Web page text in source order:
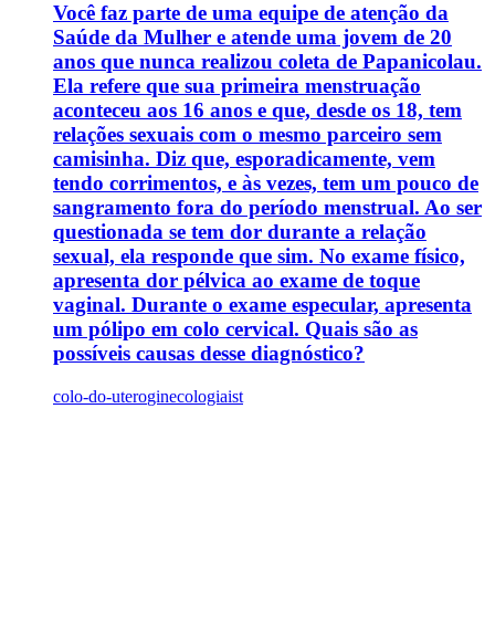
Você faz parte de uma equipe de atenção da
Saúde da Mulher e atende uma jovem de 20
anos que nunca realizou coleta de Papanicolau.
Ela refere que sua primeira menstruação
aconteceu aos 16 anos e que, desde os 18, tem
relações sexuais com o mesmo parceiro sem
camisinha. Diz que, esporadicamente, vem
tendo corrimentos, e às vezes, tem um pouco de
sangramento fora do período menstrual. Ao ser
questionada se tem dor durante a relação
sexual, ela responde que sim. No exame físico,
apresenta dor pélvica ao exame de toque
vaginal. Durante o exame especular, apresenta
um pólipo em colo cervical. Quais são as
possíveis causas desse diagnóstico?
colo-do-uteroginecologiaist